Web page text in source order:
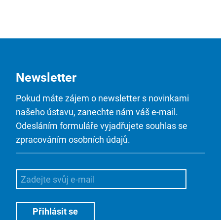
Newsletter
Pokud máte zájem o newsletter s novinkami
našeho ústavu, zanechte nám váš e-mail.
Odesláním formuláře vyjadřujete souhlas se
zpracováním osobních údajů.